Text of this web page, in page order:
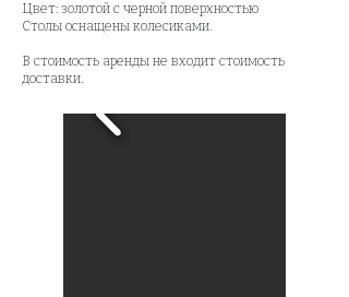
Цвет: золотой с черной поверхностью
Столы оснащены колесиками.
В стоимость аренды не входит стоимость
доставки.